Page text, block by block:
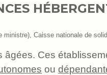
Caisse nationale de
Ces
ou